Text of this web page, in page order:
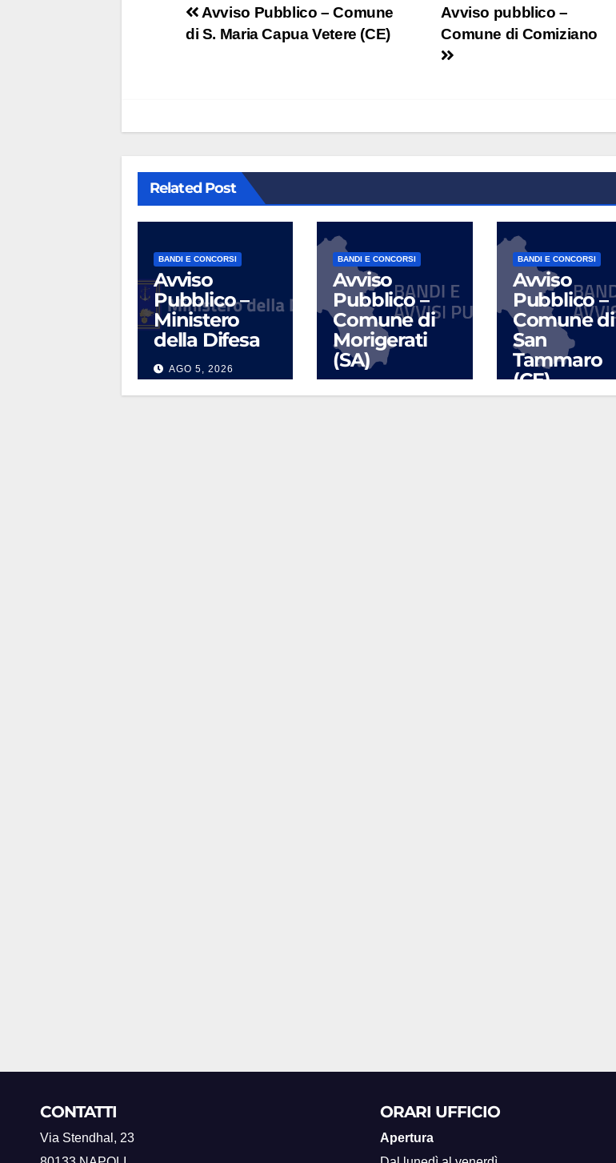
Navigazione
articoli
Avviso pubblico –
Comune di Comiziano
Avviso Pubblico – Comune
di S. Maria Capua Vetere (CE)
Related Post
BANDI E CONCORSI
Avviso
Pubblico –
Ministero
della Difesa
AGO 5, 2026
BANDI E CONCORSI
Avviso
Pubblico –
Comune di
Morigerati
(SA)
BANDI E CONCORSI
Avviso
Pubblico –
Comune di
San
Tammaro
(CE)
LUG 10, 2026
CONTATTI
Via Stendhal, 23
ORARI UFFICIO
Apertura